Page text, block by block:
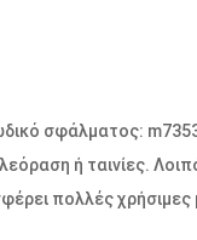
σφάλματος:
ή ταινίες.
πολλές χρήσιμες